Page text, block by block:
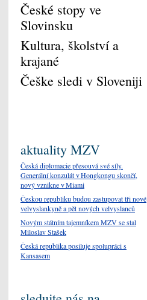
České stopy ve
Slovinsku
Kultura, školství a
krajané
Češke sledi v Sloveniji
aktuality MZV
Česká diplomacie přesouvá své síly.
Generální konzulát v Hongkongu skončí,
nový vznikne v Miami
Českou republiku budou zastupovat tři nové
velvyslankyně a pět nových velvyslanců
Novým státním tajemníkem MZV se stal
Miloslav Stašek
Česká republika posiluje spolupráci s
Kansasem